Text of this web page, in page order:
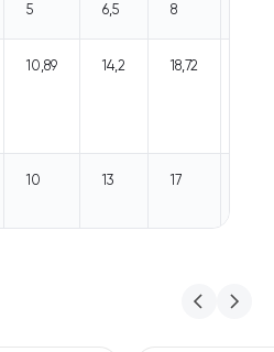
5 6,5 8
10,89 14,2 18,72
10 13 17